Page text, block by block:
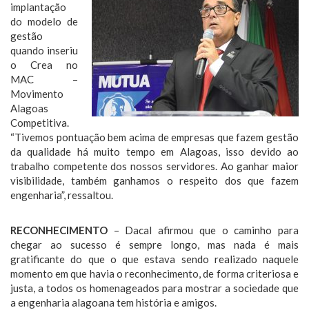
implantação
do modelo de
gestão
quando inseriu
o Crea no
MAC –
Movimento
Alagoas
Competitiva.
“Tivemos pontuação bem acima de empresas que fazem gestão
da qualidade há muito tempo em Alagoas, isso devido ao
trabalho competente dos nossos servidores. Ao ganhar maior
visibilidade, também ganhamos o respeito dos que fazem
engenharia”, ressaltou.
RECONHECIMENTO – Dacal afirmou que o caminho para
chegar ao sucesso é sempre longo, mas nada é mais
gratificante do que o que estava sendo realizado naquele
momento em que havia o reconhecimento, de forma criteriosa e
justa, a todos os homenageados para mostrar a sociedade que
a engenharia alagoana tem história e amigos.